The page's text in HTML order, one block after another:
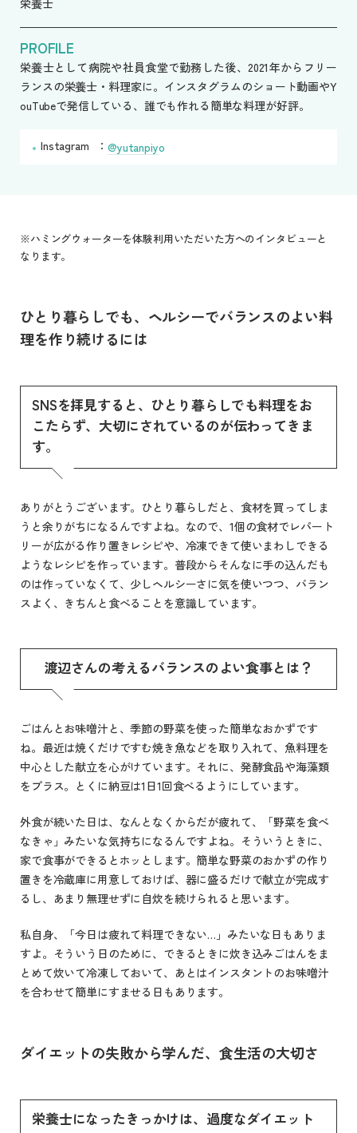
PROFILE
栄養士として病院や社員食堂で勤務した後、2021年からフリー
ランスの栄養士・料理家に。インスタグラムのショート動画やY
ouTubeで発信している、誰でも作れる簡単な料理が好評。
Instagram @yutanpiyo
※ハミングウォーターを体験利用いただいた方へのインタビューと
なります。
ひとり暮らしでも、ヘルシーでバランスのよい料
理を作り続けるには
SNSを拝見すると、ひとり暮らしでも料理をお
こたらず、大切にされているのが伝わってきま
す。
ありがとうございます。ひとり暮らしだと、食材を買ってしま
うと余りがちになるんですよね。なので、1個の食材でレパート
リーが広がる作り置きレシピや、冷凍できて使いまわしできる
ようなレシピを作っています。普段からそんなに手の込んだも
のは作っていなくて、少しヘルシーさに気を使いつつ、バラン
スよく、きちんと食べることを意識しています。
渡辺さんの考えるバランスのよい食事とは？
ごはんとお味噌汁と、季節の野菜を使った簡単なおかずです
ね。最近は焼くだけですむ焼き魚などを取り入れて、魚料理を
中心とした献立を心がけています。それに、発酵食品や海藻類
をプラス。とくに納豆は1日1回食べるようにしています。
外食が続いた日は、なんとなくからだが疲れて、「野菜を食べ
なきゃ」みたいな気持ちになるんですよね。そういうときに、
家で食事ができるとホッとします。簡単な野菜のおかずの作り
置きを冷蔵庫に用意しておけば、器に盛るだけで献立が完成す
るし、あまり無理せずに自炊を続けられると思います。
私自身、「今日は疲れて料理できない…」みたいな日もありま
すよ。そういう日のために、できるときに炊き込みごはんをま
とめて炊いて冷凍しておいて、あとはインスタントのお味噌汁
を合わせて簡単にすませる日もあります。
ダイエットの失敗から学んだ、食生活の大切さ
栄養士になったきっかけは、過度なダイエット